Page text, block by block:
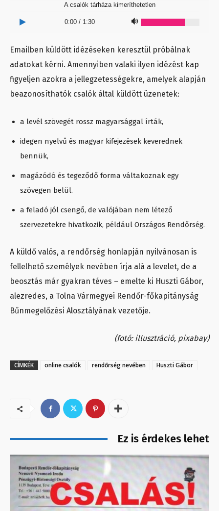
0:00 / 1:30
A csalók tárháza kimeríthetetlen
Emailben küldött idézéseken keresztül próbálnak
adatokat kérni. Amennyiben valaki ilyen idézést kap
figyeljen azokra a jellegzetességekre, amelyek alapján
beazonosíthatók csalók által küldött üzenetek:
a levél szövegét rossz magyarsággal írták,
idegen nyelvű és magyar kifejezések keverednek
bennük,
magázódó és tegeződő forma váltakoznak egy
szövegen belül.
a feladó jól csengő, de valójában nem létező
szervezetekre hivatkozik, például Országos Rendőrség.
A küldő valós, a rendőrség honlapján nyilvánosan is
fellelhető személyek nevében írja alá a levelet, de a
beosztás már gyakran téves – emelte ki Huszti Gábor,
alezredes, a Tolna Vármegyei Rendőr-főkapitányság
Bűnmegelőzési Alosztályának vezetője.
(fotó: illusztráció, pixabay)
CÍMKÉK online csalók rendőrség nevében Huszti Gábor
Ez is érdekes lehet